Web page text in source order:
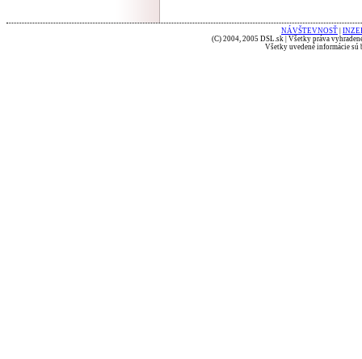
NÁVŠTEVNOSŤ
(C) 2004, 2005 DSL.sk | Všetky práva
Všetky uvedené informácie sú